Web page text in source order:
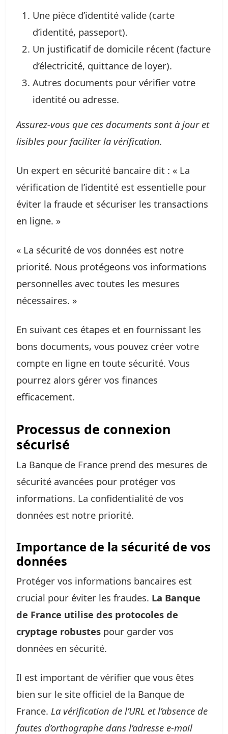
Une pièce d’identité valide (carte
d’identité, passeport).
Un justificatif de domicile récent (facture
d’électricité, quittance de loyer).
Autres documents pour vérifier votre
identité ou adresse.
Assurez-vous que ces documents sont à jour et
lisibles pour faciliter la vérification.
Un expert en sécurité bancaire dit : « La
vérification de l’identité est essentielle pour
éviter la fraude et sécuriser les transactions
en ligne. »
« La sécurité de vos données est notre
priorité. Nous protégeons vos informations
personnelles avec toutes les mesures
nécessaires. »
En suivant ces étapes et en fournissant les
bons documents, vous pouvez créer votre
compte en ligne en toute sécurité. Vous
pourrez alors gérer vos finances
efficacement.
Processus de connexion
sécurisé
La Banque de France prend des mesures de
sécurité avancées pour protéger vos
informations. La confidentialité de vos
données est notre priorité.
Importance de la sécurité de vos
données
Protéger vos informations bancaires est
crucial pour éviter les fraudes. La Banque
de France utilise des protocoles de
cryptage robustes pour garder vos
données en sécurité.
Il est important de vérifier que vous êtes
bien sur le site officiel de la Banque de
France. La vérification de l’URL et l’absence de
fautes d’orthographe dans l’adresse e-mail